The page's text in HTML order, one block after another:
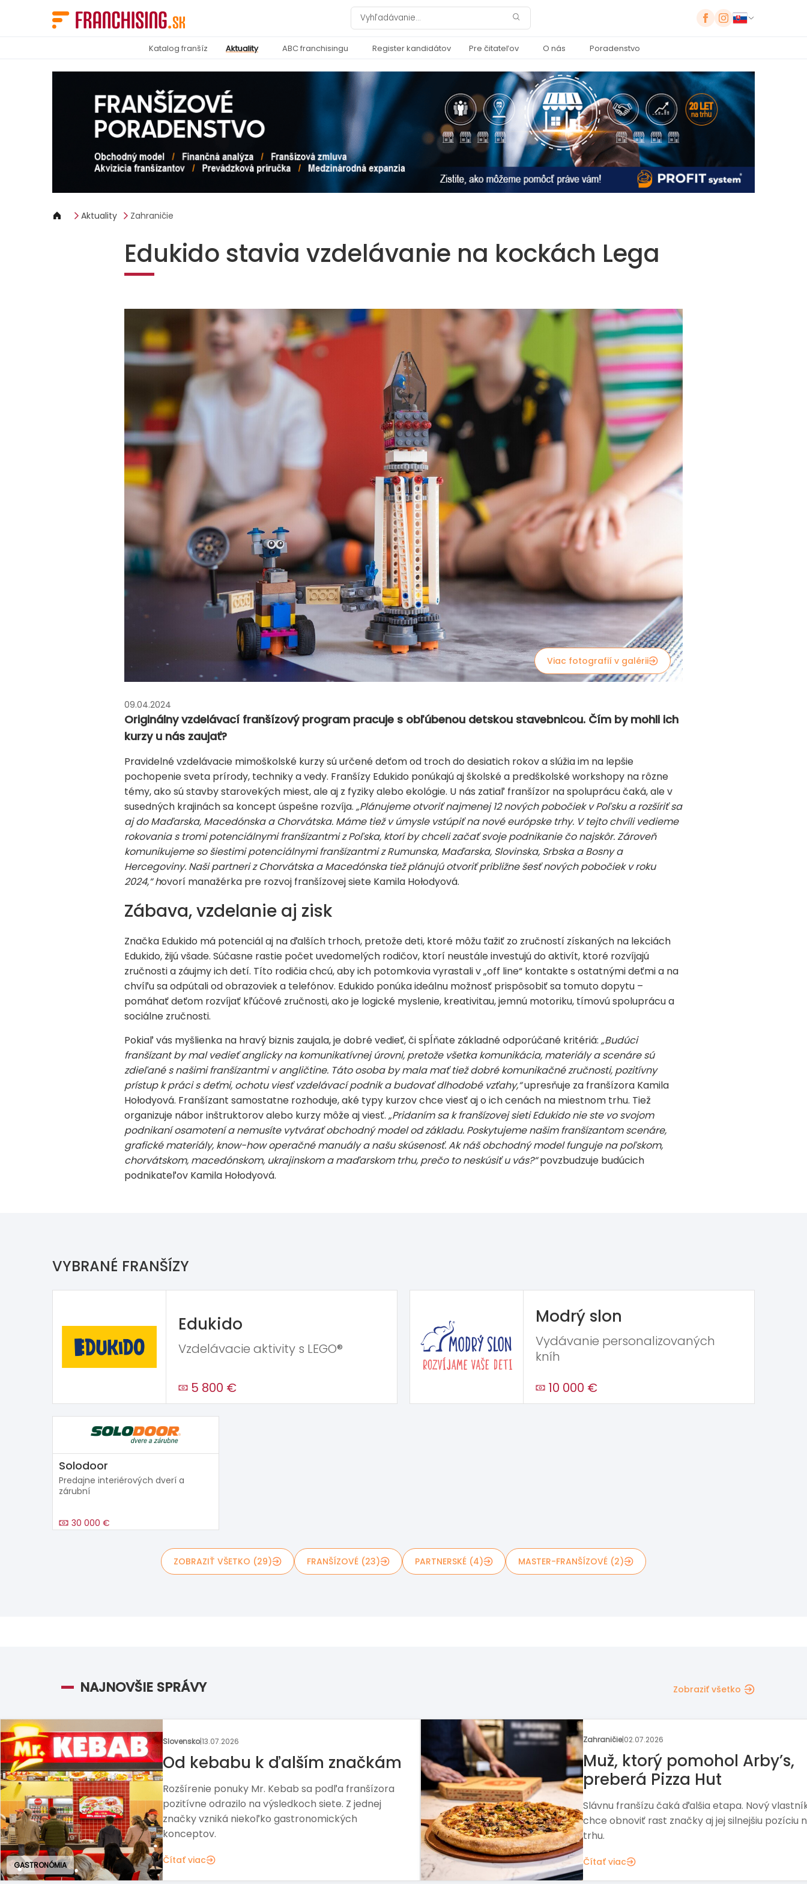
Katalog franšíz Aktuality ABC franchisingu Register kandidátov Pre čitateľov O nás Poradenstvo
Aktuality Zahraničie
Edukido stavia vzdelávanie na kockách Lega
Viac fotografií v galérii
09.04.2024
Originálny vzdelávací franšízový program pracuje s obľúbenou detskou stavebnicou. Čím by mohli ich
kurzy u nás zaujať?
Pravidelné vzdelávacie mimoškolské kurzy sú určené deťom od troch do desiatich rokov a slúžia im na lepšie
pochopenie sveta prírody, techniky a vedy. Franšízy Edukido ponúkajú aj školské a predškolské workshopy na rôzne
témy, ako sú stavby starovekých miest, ale aj z fyziky alebo ekológie. U nás zatiaľ franšízor na spoluprácu čaká, ale v
susedných krajinách sa koncept úspešne rozvíja. „Plánujeme otvoriť najmenej 12 nových pobočiek v Poľsku a rozšíriť sa
aj do Maďarska, Macedónska a Chorvátska. Máme tiež v úmysle vstúpiť na nové európske trhy. V tejto chvíli vedieme
rokovania s tromi potenciálnymi franšízantmi z Poľska, ktorí by chceli začať svoje podnikanie čo najskôr. Zároveň
komunikujeme so šiestimi potenciálnymi franšízantmi z Rumunska, Maďarska, Slovinska, Srbska a Bosny a
Hercegoviny. Naši partneri z Chorvátska a Macedónska tiež plánujú otvoriť približne šesť nových pobočiek v roku
2024,“ hovorí manažérka pre rozvoj franšízovej siete Kamila Hołodyová.
Zábava, vzdelanie aj zisk
Značka Edukido má potenciál aj na ďalších trhoch, pretože deti, ktoré môžu ťažiť zo zručností získaných na lekciách
Edukido, žijú všade. Súčasne rastie počet uvedomelých rodičov, ktorí neustále investujú do aktivít, ktoré rozvíjajú
zručnosti a záujmy ich detí. Títo rodičia chcú, aby ich potomkovia vyrastali v „off line“ kontakte s ostatnými deťmi a na
chvíľu sa odpútali od obrazoviek a telefónov. Edukido ponúka ideálnu možnosť prispôsobiť sa tomuto dopytu –
pomáhať deťom rozvíjať kľúčové zručnosti, ako je logické myslenie, kreativitau, jemnú motoriku, tímovú spoluprácu a
sociálne zručnosti.
Pokiaľ vás myšlienka na hravý biznis zaujala, je dobré vedieť, či spĺňate základné odporúčané kritériá: „Budúci
franšízant by mal vedieť anglicky na komunikatívnej úrovni, pretože všetka komunikácia, materiály a scenáre sú
zdieľané s našimi franšízantmi v angličtine. Táto osoba by mala mať tiež dobré komunikačné zručnosti, pozitívny
prístup k práci s deťmi, ochotu viesť vzdelávací podnik a budovať dlhodobé vzťahy,“upresňuje za franšízora Kamila
Hołodyová. Franšízant samostatne rozhoduje, aké typy kurzov chce viesť aj o ich cenách na miestnom trhu. Tiež
organizuje nábor inštruktorov alebo kurzy môže aj viesť. „Pridaním sa k franšízovej sieti Edukido nie ste vo svojom
podnikaní osamotení a nemusíte vytvárať obchodný model od základu. Poskytujeme našim franšízantom scenáre,
grafické materiály, know-how operačné manuály a našu skúsenosť. Ak náš obchodný model funguje na poľskom,
chorvátskom, macedónskom, ukrajinskom a maďarskom trhu, prečo to neskúsiť u vás?“povzbudzuje budúcich
podnikateľov Kamila Hołodyová.
VYBRANÉ FRANŠÍZY
Edukido
Vzdelávacie aktivity s LEGO®
5 800 €
Modrý slon
Vydávanie personalizovaných
kníh
10 000 €
Solodoor
Predajne interiérových dverí a
zárubní
30 000 €
ZOBRAZIŤ VŠETKO (29) FRANŠÍZOVÉ (23) PARTNERSKÉ (4) MASTER-FRANŠÍZOVÉ (2)
NAJNOVŠIE SPRÁVY Zobraziť všetko
Zahraničie|02.07.2026
Muž, ktorý pomohol Arby’s,
preberá Pizza Hut
Slávnu franšízu čaká ďalšia etapa. Nový vlastník
chce obnoviť rast značky aj jej silnejšiu pozíciu na
trhu.
Čítať viac GASTRONÓMIA
Kam smeruje Bageterie
Boulevard
Dve prevádzky v Bratislave sú len začiatok.
značka priestor na ďalší rozvoj? Odpovedá
riaditeľka expanzie a franchisingu Markéta
Krejčíková.